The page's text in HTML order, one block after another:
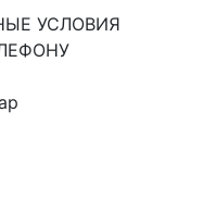
УСЛОВИЯ